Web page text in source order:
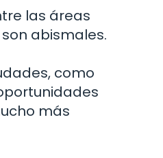
las áreas
abismales.
como
más